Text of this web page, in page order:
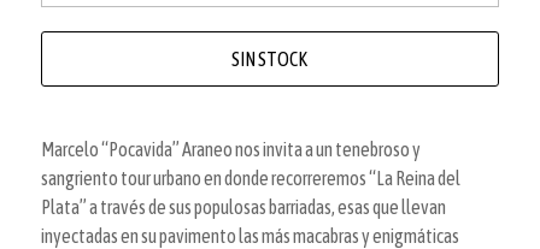
SIN STOCK
Marcelo “Pocavida” Araneo nos invita a un tenebroso y
sangriento tour urbano en donde recorreremos “La Reina del
Plata” a través de sus populosas barriadas, esas que llevan
inyectadas en su pavimento las más macabras y enigmáticas